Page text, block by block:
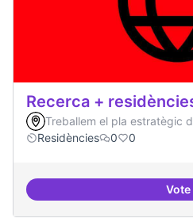
Recerca +
Treballem el pla estratègic
Residències
0 0
Vote